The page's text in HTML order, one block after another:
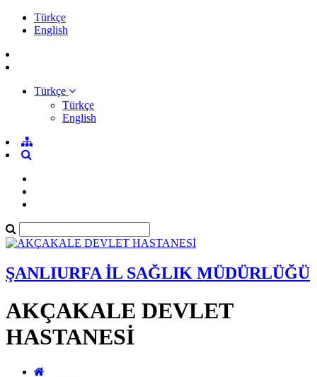
Türkçe
English
Türkçe
Türkçe
English
ŞANLIURFA İL SAĞLIK MÜDÜRLÜĞÜ
AKÇAKALE DEVLET
HASTANESİ